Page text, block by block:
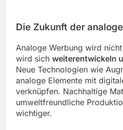
Die Zukunft der
Analoge Werbung wird
wird sich weiterentwickeln
Neue Technologien wie
analoge Elemente mit
verknüpfen. Nachhaltige
umweltfreundliche
wichtiger.